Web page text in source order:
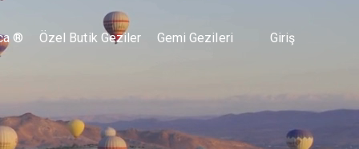
® Özel Butik Geziler Gemi Gezileri Giriş